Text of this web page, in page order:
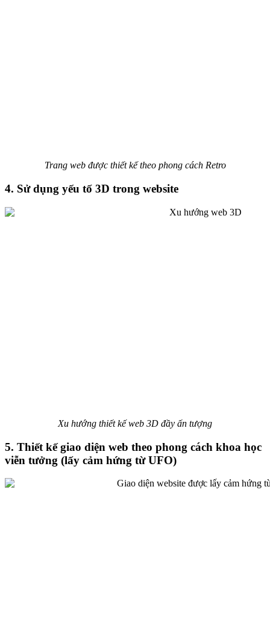
Trang web được thiết kế theo phong cách Retro
4. Sử dụng yếu tố 3D trong website
Xu hướng thiết kế web 3D đầy ấn tượng
5. Thiết kế giao diện web theo phong cách khoa học
viễn tưởng (lấy cảm hứng từ UFO)